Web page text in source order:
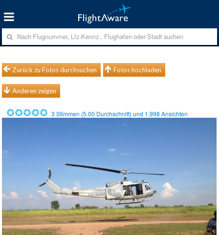
Zurück zu Fotos durchsuchen Fotos hochladen
Anderen zeigen
3 Stimmen (5.00 Durchschnitt) und 1.998 Ansichten